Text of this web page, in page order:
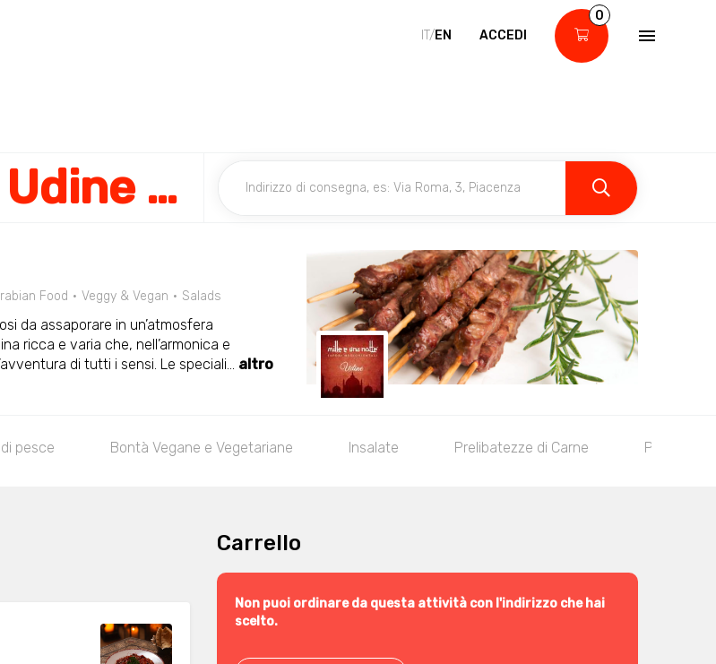
IT/EN ACCEDI
0
Mille e una Notte - Udine Centro
Food Veggy & Vegan Salads
da assaporare in un’atmosfera
ricca e varia che, nell’armonica e
di tutti i sensi. Le speciali... altro
pesce Bontà Vegane e Vegetariane Insalate Prelibatezze di Carne Piadine e
Carrello
Non puoi ordinare da questa attività con l'indirizzo che hai
scelto.